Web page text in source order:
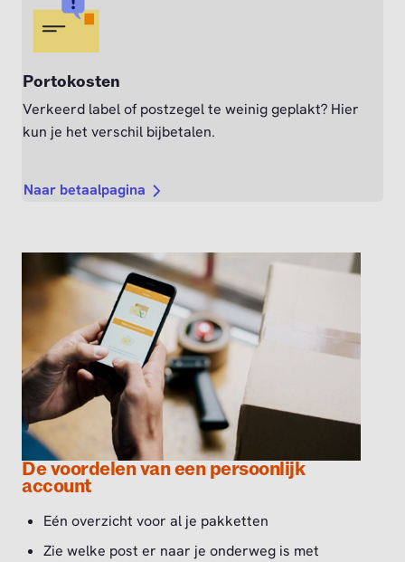
Portokosten
Verkeerd label of postzegel te weinig geplakt? Hier
kun je het verschil bijbetalen.
Naar betaalpagina
De voordelen van een persoonlijk
account
Eén overzicht voor al je pakketten
Zie welke post er naar je onderweg is met